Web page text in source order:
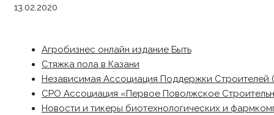
13.02.2020
Агробизнес онлайн издание Быть
Стяжка пола в Казани
Независимая Ассоциация Поддержки Строителей
СРО Ассоциация «Первое Поволжское
Новости и тикеры биотехнологических и